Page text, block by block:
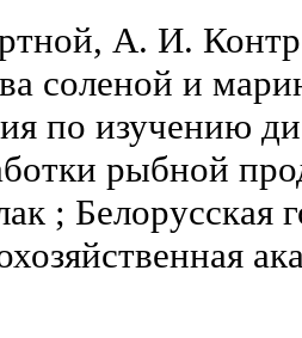
А. И.
соленой и
по изучению
рыбной
; Белорусская